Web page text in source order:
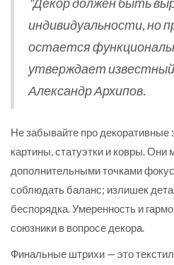
"Декор должен быть
индивидуальности, но
остается
утверждает
Александр Архипов.
Не забывайте про декоративные
картины, статуэтки и ковры. Они
дополнительными точками
соблюдать баланс; излишек
беспорядка. Умеренность и
союзники в вопросе декора.
Финальные штрихи — это